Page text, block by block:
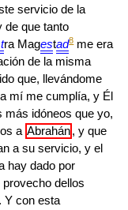
servicio de la
de que tanto
ra Magestad8me era
de la misma
que, llevándome
mí me cumplía, y Él
más idóneos que yo,
a Abrahán, y que
a su servicio, y el
hay dado por
dellos
Y con esta